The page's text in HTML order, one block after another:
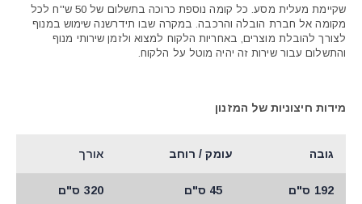
שקיימת מעלית מסע. כל קומה נוספת כרוכה בתשלום של 50 ש''ח לכל
מקומה אל חברת הובלה והרכבה. במקרה שבו תידרשנה שימוש במנוף
לצורך להובלת מוצרים, באחריות הלקוח למצוא ולזמן שירותי מנוף
והתשלום עבור שירות זה יהיה מוטל על הלקוח.
מידות חיצוניות של המזנון
גובה עומק / רוחב אורך
192 ס"ם 320 ס"ם